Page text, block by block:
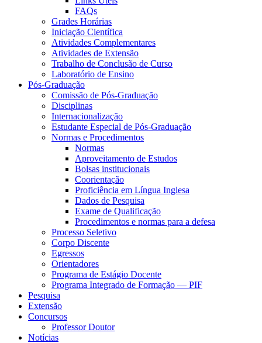
FAQs
Grades Horárias
Iniciação Científica
Atividades Complementares
Atividades de Extensão
Trabalho de Conclusão de Curso
Laboratório de Ensino
Pós-Graduação
Comissão de Pós-Graduação
Disciplinas
Internacionalização
Estudante Especial de Pós-Graduação
Normas e Procedimentos
Normas
Aproveitamento de Estudos
Bolsas institucionais
Coorientação
Proficiência em Língua Inglesa
Dados de Pesquisa
Exame de Qualificação
Procedimentos e normas para a defesa
Processo Seletivo
Corpo Discente
Egressos
Orientadores
Programa de Estágio Docente
Programa Integrado de Formação — PIF
Pesquisa
Extensão
Concursos
Professor Doutor
Notícias